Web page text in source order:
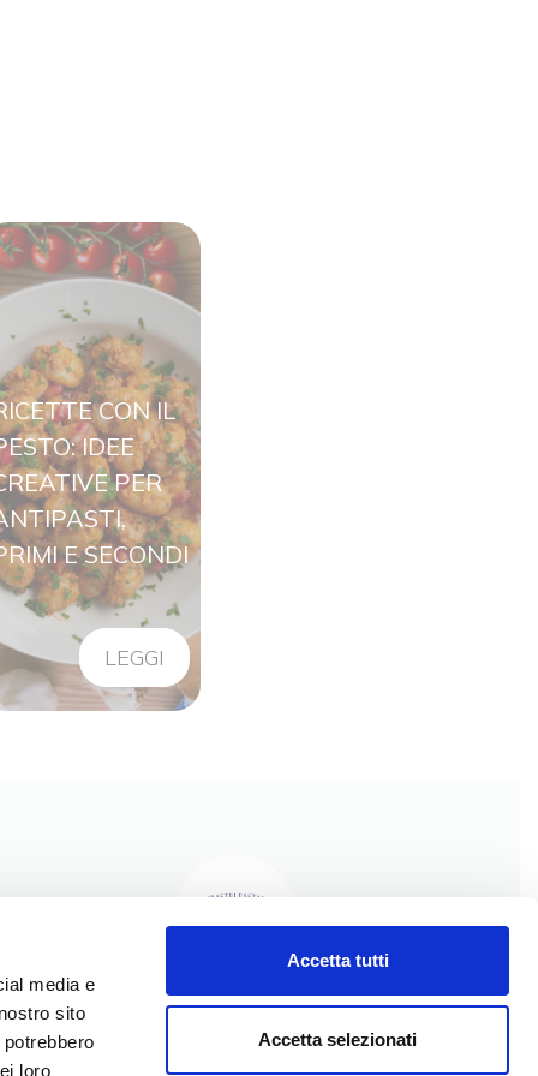
media e
sito
loro
Accetta tutti
Accetta selezionati
CON IL
IDEE
PER
E SECONDI
LEGGI
I NOSTRI VALORI